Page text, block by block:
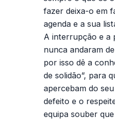
fazer deixa-o em
agenda e a sua
A interrupção e a
nunca andaram
por isso dê a
de solidão”, para
apercebam do
defeito e o
equipa souber